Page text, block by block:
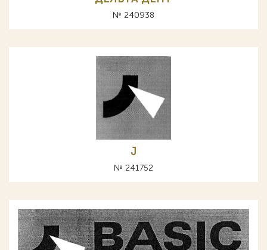
№ 240938
J
№ 241752